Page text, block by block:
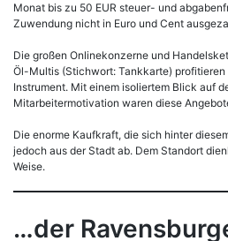
Monat bis zu 50 EUR steuer- und
Zuwendung nicht in Euro und Cent
Die großen Onlinekonzerne und
Öl-Multis (Stichwort: Tankkarte)
Instrument. Mit einem isoliertem Blick auf
Mitarbeitermotivation waren diese
Die enorme Kaufkraft, die sich hinter
jedoch aus der Stadt ab. Dem Standort
Weise.
…der